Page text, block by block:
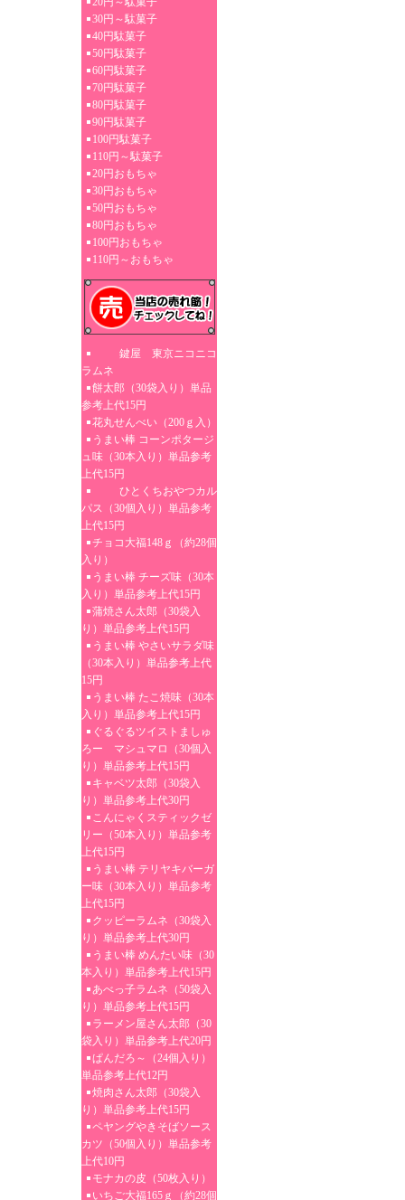
30円～駄菓子
40円駄菓子
50円駄菓子
60円駄菓子
70円駄菓子
80円駄菓子
90円駄菓子
100円駄菓子
110円～駄菓子
20円おもちゃ
30円おもちゃ
50円おもちゃ
80円おもちゃ
100円おもちゃ
110円～おもちゃ
鍵屋 東京ニコニコ
ラムネ
餅太郎（30袋入り）単品
参考上代15円
花丸せんべい（200ｇ入）
うまい棒 コーンポタージ
ュ味（30本入り）単品参考
上代15円
ひとくちおやつカル
パス（30個入り）単品参考
上代15円
チョコ大福148ｇ（約28個
入り）
うまい棒 チーズ味（30本
入り）単品参考上代15円
蒲焼さん太郎（30袋入
り）単品参考上代15円
うまい棒 やさいサラダ味
（30本入り）単品参考上代
15円
うまい棒 たこ焼味（30本
入り）単品参考上代15円
ぐるぐるツイストましゅ
ろー マシュマロ（30個入
り）単品参考上代15円
キャベツ太郎（30袋入
り）単品参考上代30円
こんにゃくスティックゼ
リー（50本入り）単品参考
上代15円
うまい棒 テリヤキバーガ
ー味（30本入り）単品参考
上代15円
クッピーラムネ（30袋入
り）単品参考上代30円
うまい棒 めんたい味（30
本入り）単品参考上代15円
あべっ子ラムネ（50袋入
り）単品参考上代15円
ラーメン屋さん太郎（30
袋入り）単品参考上代20円
ぱんだろ～（24個入り）
単品参考上代12円
焼肉さん太郎（30袋入
り）単品参考上代15円
ペヤングやきそばソース
カツ（50個入り）単品参考
上代10円
モナカの皮（50枚入り）
いちご大福165ｇ（約28個